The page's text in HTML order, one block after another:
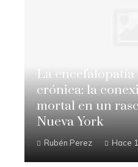
La
crónica: la
mortal en un
Nueva York
Rubén Perez Hace